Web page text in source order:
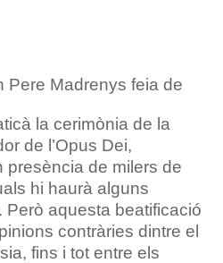
Pere Madrenys feia de
la cerimònia de la
de l’Opus Dei,
de milers de
hi haurà alguns
aquesta beatificació
contràries dintre el
fins i tot entre els